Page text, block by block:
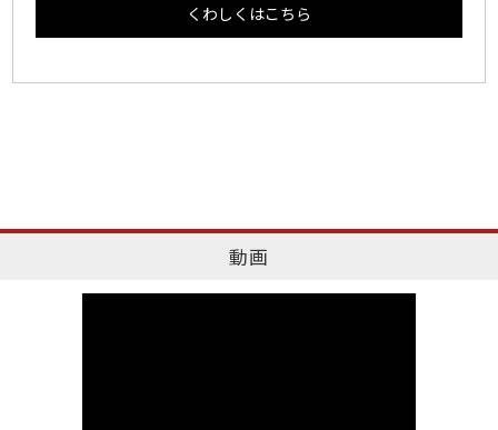
くわしくはこちら
動画